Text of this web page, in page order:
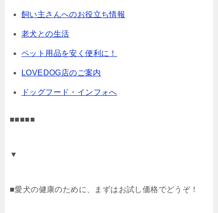
飼い主さんへのお役立ち情報
老犬との生活
ペット用品を安く便利に！
LOVEDOG店のご案内
ドッグフード・インフォへ
■■■■■
▼
■愛犬の健康のために、まずはお試し価格でどうぞ！